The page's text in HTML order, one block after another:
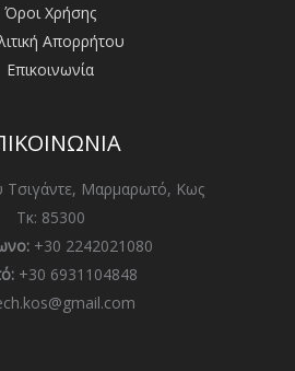
Όροι Χρήσης
Απορρήτου
Επικοινωνία
Τσιγάντε, Μαρμαρωτό, Κως
Τκ: 85300
+30 2242021080
+30 6931104848